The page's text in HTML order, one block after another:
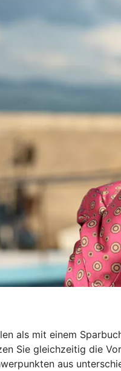
als mit einem
Sie gleichzeitig die
aus